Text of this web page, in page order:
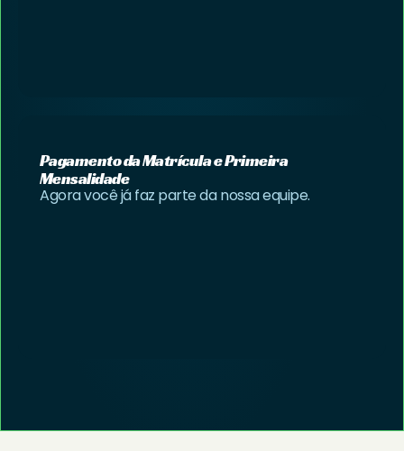
Pagamento da Matrícula e Primeira
Mensalidade
Agora você já faz parte da nossa equipe.